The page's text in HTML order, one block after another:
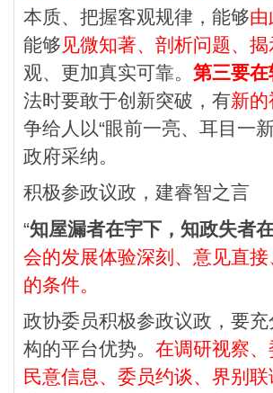
本质、把握客观规律，能够
能够 见微知著、剖析问题、
观、更加真实可靠。 第三要
法时要敢于创新突破，有新
争给人以“眼前一亮、耳目一
政府采纳。
积极参政议政，建睿智之言
“知屋漏者在宇下，知政失者
会的发展体验深刻、意见直
的条件。
政协委员积极参政议政，要
构的平台优势。 在调研视察
民意信息、委员约谈、界别联